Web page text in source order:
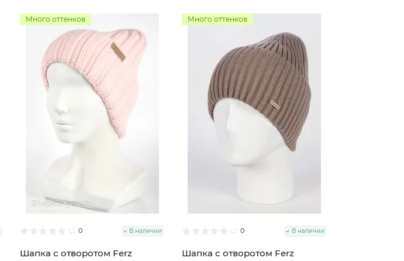
Много оттенков
0 В наличии
Шапка с отворотом Ferz
Много оттенков
0 В наличии
Шапка с отворотом Ferz